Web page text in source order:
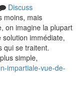
Discuss
moins, mais
on imagine la plupart
immédiate,
qui se traitent.
simple,
impartiale-vue-de-